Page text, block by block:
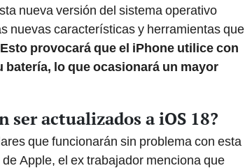
nueva versión del sistema operativo
nuevas características y herramientas que
Esto provocará que el iPhone utilice con
lo que ocasionará un mayor
ser actualizados a iOS 18?
que funcionarán sin problema con esta
Apple, el ex trabajador menciona que